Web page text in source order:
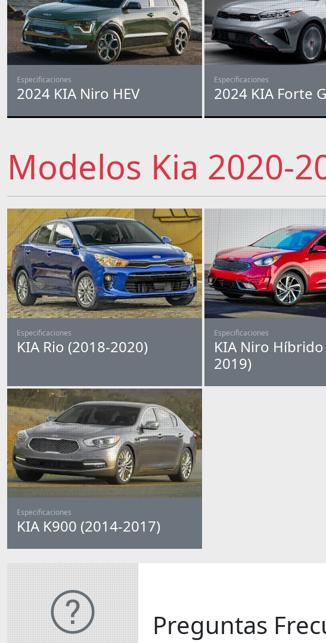
Especificaciones
2024 KIA Niro HEV
Especificaciones
2024 KIA Forte
Modelos Kia 2020-
Especificaciones
KIA Rio (2018-2020)
Especificaciones
KIA Niro
2019)
Especificaciones
KIA K900 (2014-2017)
Preguntas